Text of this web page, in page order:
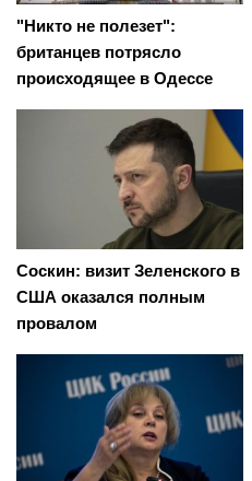
"Никто не полезет":
британцев потрясло
происходящее в Одессе
Соскин: визит Зеленского в
США оказался полным
провалом